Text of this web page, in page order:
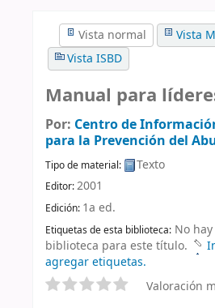
Vista normal
Vista
Vista ISBD
Manual para
Por: Centro de
para la Prevención del
Tipo de material: Texto
Editor:2001
Edición: 1a ed.
Etiquetas de esta biblioteca: No
biblioteca para este título.
agregar etiquetas.
Valoración